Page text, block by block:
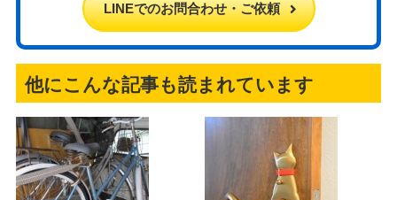
LINEでのお問合わせ・ご依頼
他にこんな記事も読まれています